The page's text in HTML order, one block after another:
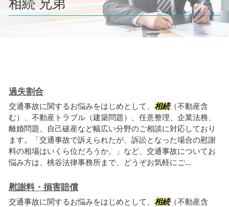
相続 兄弟
過失割合
交通事故に関するお悩みをはじめとして、 相続（不動産含
む）、不動産トラブル（建築問題）、任意整理、企業法務、
離婚問題、自己破産など幅広い分野のご相談に対応しており
ます。「交通事故で訴えられたが、訴訟となった場合の慰謝
料の相場はいくら位だろうか。」など、交通事故についてお
悩み方は、桃谷法律事務所まで、どうぞお気軽にご...
慰謝料・損害賠償
交通事故に関するお悩みをはじめとして、 相続（不動産含